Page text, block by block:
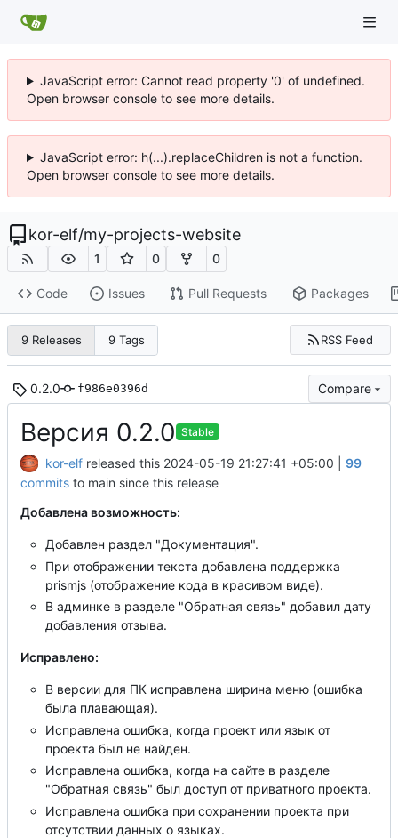
JavaScript error: Cannot read property '0' of undefined.
Open browser console to see more details.
JavaScript error: h(...).replaceChildren is not a function.
Open browser console to see more details.
kor-elf/my-projects-website
1 0 0
Code Issues Pull Requests Packages
9 Releases 9 Tags RSS Feed
0.2.0 f986e0396d Compare
Версия 0.2.0 Stable
kor-elf released this 2024-05-19 21:27:41 +05:00
99
commits to main since this release
Добавлена возможность:
Добавлен раздел "Документация".
При отображении текста добавлена поддержка
prismjs (отображение кода в красивом виде).
В админке в разделе "Обратная связь" добавил дату
добавления отзыва.
Исправлено:
В версии для ПК исправлена ширина меню (ошибка
была плавающая).
Исправлена ошибка, когда проект или язык от
проекта был не найден.
Исправлена ошибка, когда на сайте в разделе
"Обратная связь" был доступ от приватного проекта.
Исправлена ошибка при сохранении проекта при
отсутствии данных о языках.